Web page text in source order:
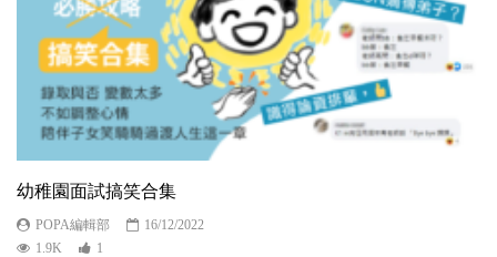
幼稚園面試搞笑合集
POPA編輯部
16/12/2022
1.9K
1